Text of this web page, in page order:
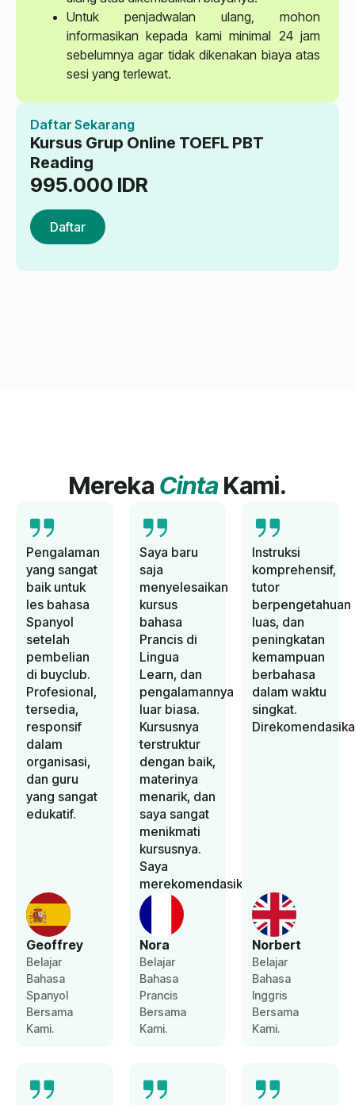
Untuk penjadwalan ulang, mohon
informasikan kepada kami minimal 24 jam
sebelumnya agar tidak dikenakan biaya atas
sesi yang terlewat.
Daftar Sekarang
Kursus Grup Online TOEFL PBT
Reading
995.000 IDR
Daftar
Mereka CintaKami.
Geoffrey
Belajar
Bahasa
Spanyol
Bersama
Kami.
Pengalaman
yang sangat
baik untuk
les bahasa
Spanyol
setelah
pembelian
di buyclub.
Profesional,
tersedia,
responsif
dalam
organisasi,
dan guru
yang sangat
edukatif.
Nora
Belajar
Bahasa
Prancis
Bersama
Kami.
Saya baru
saja
menyelesaikan
kursus
bahasa
Prancis di
Lingua
Learn, dan
pengalamannya
luar biasa.
Kursusnya
terstruktur
dengan baik,
materinya
menarik, dan
saya sangat
menikmati
kursusnya.
Saya
merekomendasikannya.
Norbert
Belajar
Bahasa
Inggris
Bersama
Kami.
Instruksi
komprehensif,
tutor
berpengetahuan
luas, dan
peningkatan
kemampuan
berbahasa
dalam waktu
singkat.